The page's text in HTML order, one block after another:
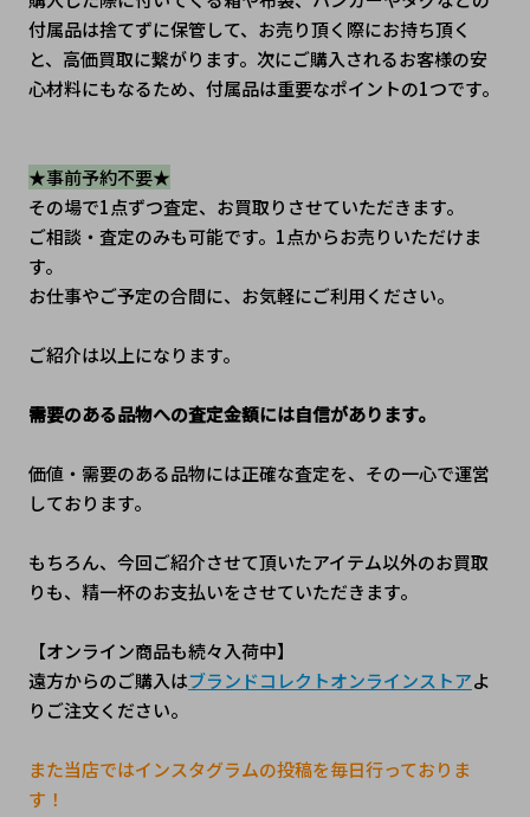
付属品は捨てずに保管して、お売り頂く際にお持ち頂く
と、高価買取に繋がります。次にご購入されるお客様の安
心材料にもなるため、付属品は重要なポイントの1つです。
★事前予約不要★
その場で1点ずつ査定、お買取りさせていただきます。
ご相談・査定のみも可能です。1点からお売りいただけま
す。
お仕事やご予定の合間に、お気軽にご利用ください。
ご紹介は以上になります。
需要のある品物への査定金額には自信があります。
価値・需要のある品物には正確な査定を、その一心で運営
しております。
もちろん、今回ご紹介させて頂いたアイテム以外のお買取
りも、精一杯のお支払いをさせていただきます。
【オンライン商品も続々入荷中】
遠方からのご購入はブランドコレクトオンラインストアよ
りご注文ください。
また当店ではインスタグラムの投稿を毎日行っておりま
す！